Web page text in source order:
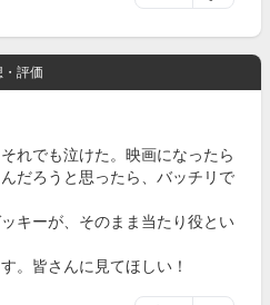
評価
れでも泣けた。映画になったら
だろうと思ったら、バッチリで
キーが、そのまま当たり役とい
。皆さんに見てほしい！